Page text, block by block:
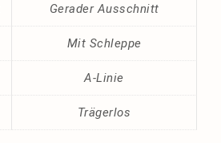
Gerader Ausschnitt
Mit Schleppe
A-Linie
Trägerlos